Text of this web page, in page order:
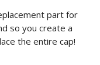
part for
so you create a
the entire cap!